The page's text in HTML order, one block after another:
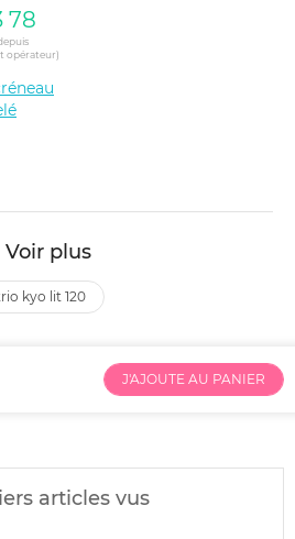
78
opérateur)
Voir plus
kyo lit 120
J'AJOUTE AU PANIER
articles vus